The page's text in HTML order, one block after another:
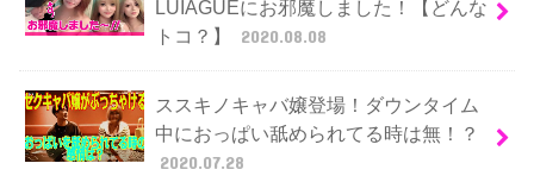
LUIAGUEにお邪魔しました！【どんな
トコ？】
2020.08.08
ススキノキャバ嬢登場！ダウンタイム
中におっぱい舐められてる時は無！？
2020.07.28